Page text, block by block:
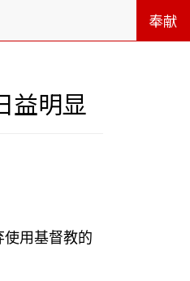
奉献
益明显
用基督教的